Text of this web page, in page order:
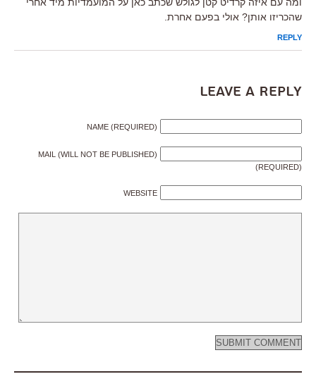
שהכריזו אותן? אולי בפעם אחרת.
REPLY
Leave a Reply
NAME (REQUIRED)
MAIL (WILL NOT BE PUBLISHED)
(REQUIRED)
WEBSITE